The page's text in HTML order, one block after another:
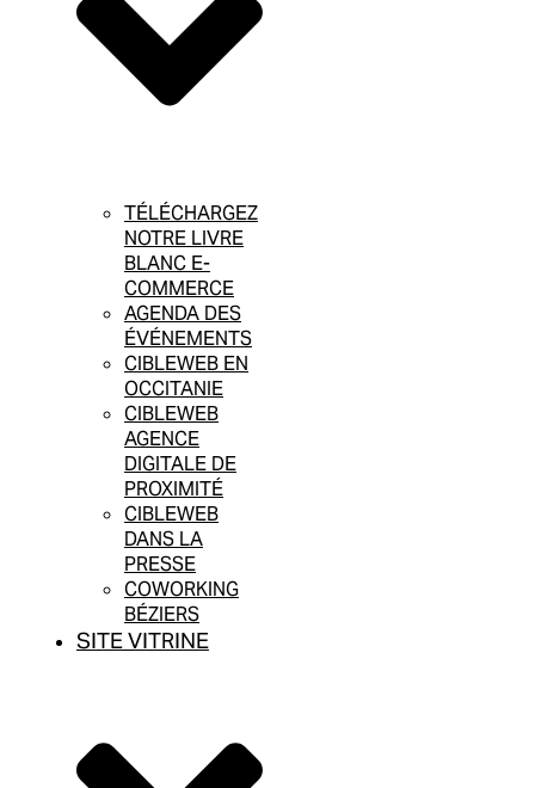
TÉLÉCHARGEZ
NOTRE LIVRE
BLANC E-
COMMERCE
AGENDA DES
ÉVÉNEMENTS
CIBLEWEB EN
OCCITANIE
CIBLEWEB
AGENCE
DIGITALE DE
PROXIMITÉ
CIBLEWEB
DANS LA
PRESSE
COWORKING
BÉZIERS
SITE VITRINE